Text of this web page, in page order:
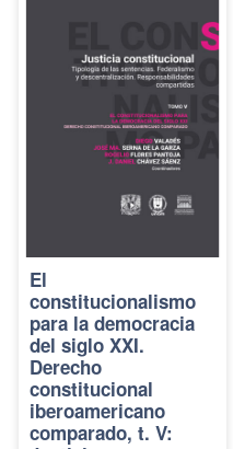
El
constitucionalismo
para la democracia
del siglo XXI.
Derecho
constitucional
iberoamericano
comparado, t. V: